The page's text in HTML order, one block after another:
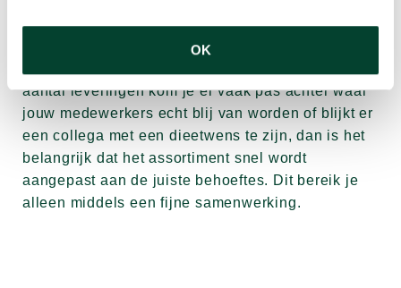
OK
medewerkers. Smaken verschillen en
eetgewoontes veranderen.
aantal leveringen kom je er vaak pas achter waar
jouw medewerkers echt blij van worden of blijkt er
een collega met een dieetwens te zijn, dan is het
belangrijk dat het assortiment snel wordt
aangepast aan de juiste behoeftes. Dit bereik je
alleen middels een fijne samenwerking.